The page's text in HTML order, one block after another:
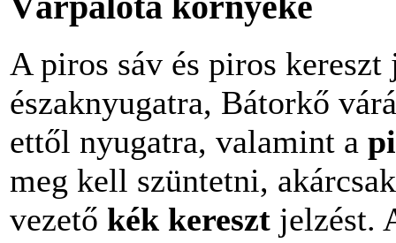
A piros sáv és piros
északnyugatra, Bátorkő
ettől nyugatra, valamint a
meg kell szüntetni,
vezető kék kereszt jelzést.